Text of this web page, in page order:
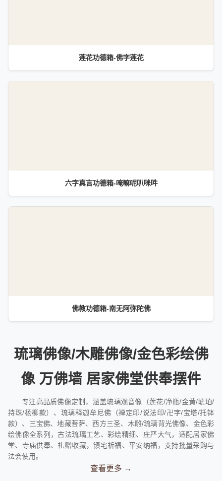
莲花功德箱-佛字莲花
六字真言功德箱-唵嘛呢叭咪吽
佛教功德箱-南无阿弥陀佛
琉璃佛像/木雕佛像/金色彩绘佛
像 万佛墙 居家佛堂供奉摆件
专注高品质佛像定制，涵盖琉璃观音像（莲花/净瓶/金黄/琥珀/
持珠/杨柳款）、琉璃释迦牟尼佛（禅定印/说法印/卍字/宝塔/托钵
款）、三宝佛、地藏菩萨、西方三圣、木雕/琉璃背光佛像、金色彩
绘佛像全系列，古法琉璃工艺、彩绘精细、庄严大气，适配居家佛
堂、寺庙供奉、礼赠收藏，镇宅祈福、平安纳福，支持批量采购与
法会使用。
查看更多 →